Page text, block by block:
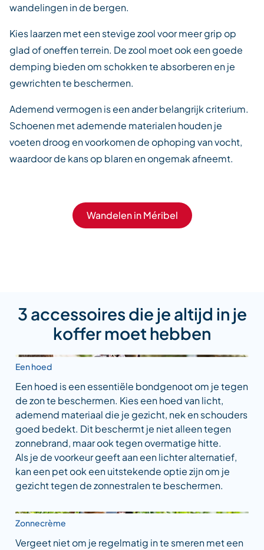
wandelingen in de bergen.
Kies laarzen met een stevige zool voor meer grip op
glad of oneffen terrein. De zool moet ook een goede
demping bieden om schokken te absorberen en je
gewrichten te beschermen.
Ademend vermogen is een ander belangrijk criterium.
Schoenen met ademende materialen houden je
voeten droog en voorkomen de ophoping van vocht,
waardoor de kans op blaren en ongemak afneemt.
Wandelen in Méribel
3 accessoires die je altijd in je
koffer moet hebben
Een hoed
Een hoed is een essentiële bondgenoot om je tegen
de zon te beschermen. Kies een hoed van licht,
ademend materiaal die je gezicht, nek en schouders
goed bedekt. Dit beschermt je niet alleen tegen
zonnebrand, maar ook tegen overmatige hitte.
Als je de voorkeur geeft aan een lichter alternatief,
kan een pet ook een uitstekende optie zijn om je
gezicht tegen de zonnestralen te beschermen.
Zonnecrème
Vergeet niet om je regelmatig in te smeren met een